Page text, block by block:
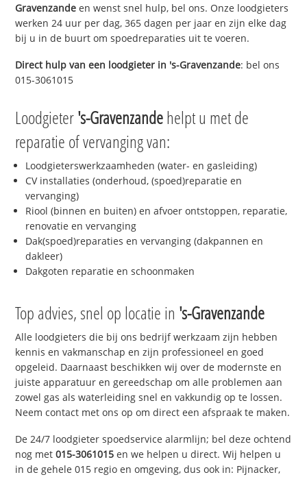
Gravenzande en wenst snel hulp, bel ons. Onze loodgieters
werken 24 uur per dag, 365 dagen per jaar en zijn elke dag
bij u in de buurt om spoedreparaties uit te voeren.
Direct hulp van een loodgieter in 's-Gravenzande: bel ons
015-3061015
Loodgieter's-Gravenzandehelpt u met de
reparatie of vervanging van:
Loodgieterswerkzaamheden (water- en gasleiding)
CV installaties (onderhoud, (spoed)reparatie en
vervanging)
Riool (binnen en buiten) en afvoer ontstoppen, reparatie,
renovatie en vervanging
Dak(spoed)reparaties en vervanging (dakpannen en
dakleer)
Dakgoten reparatie en schoonmaken
Top advies, snel op locatie in 's-Gravenzande
Alle loodgieters die bij ons bedrijf werkzaam zijn hebben
kennis en vakmanschap en zijn professioneel en goed
opgeleid. Daarnaast beschikken wij over de modernste en
juiste apparatuur en gereedschap om alle problemen aan
zowel gas als waterleiding snel en vakkundig op te lossen.
Neem contact met ons op om direct een afspraak te maken.
De 24/7 loodgieter spoedservice alarmlijn; bel deze ochtend
nog met015-3061015 en we helpen u direct. Wij helpen u
in de gehele 015 regio en omgeving, dus ook in: Pijnacker,